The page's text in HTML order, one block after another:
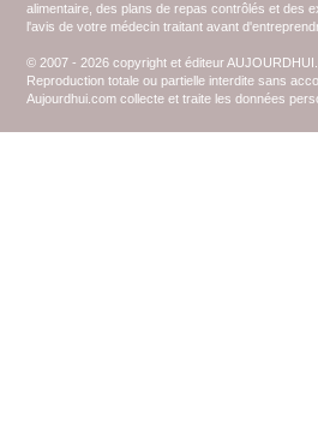
alimentaire, des plans de repas contrôlés et des
l'avis de votre médecin traitant avant
© 2007 - 2026 copyright et éditeur
Reproduction totale ou partielle interdite sans
Aujourdhui.com collecte et traite les données